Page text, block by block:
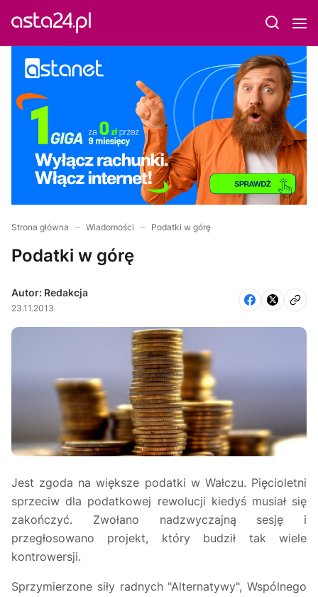
Strona główna Wiadomości Podatki w górę
Podatki w górę
Autor: Redakcja
23.11.2013
Jest zgoda na większe podatki w Wałczu. Pięcioletni
sprzeciw dla podatkowej rewolucji kiedyś musiał się
zakończyć. Zwołano nadzwyczajną sesję i
przegłosowano projekt, który budził tak wiele
kontrowersji.
Sprzymierzone siły radnych "Alternatywy", Wspólnego